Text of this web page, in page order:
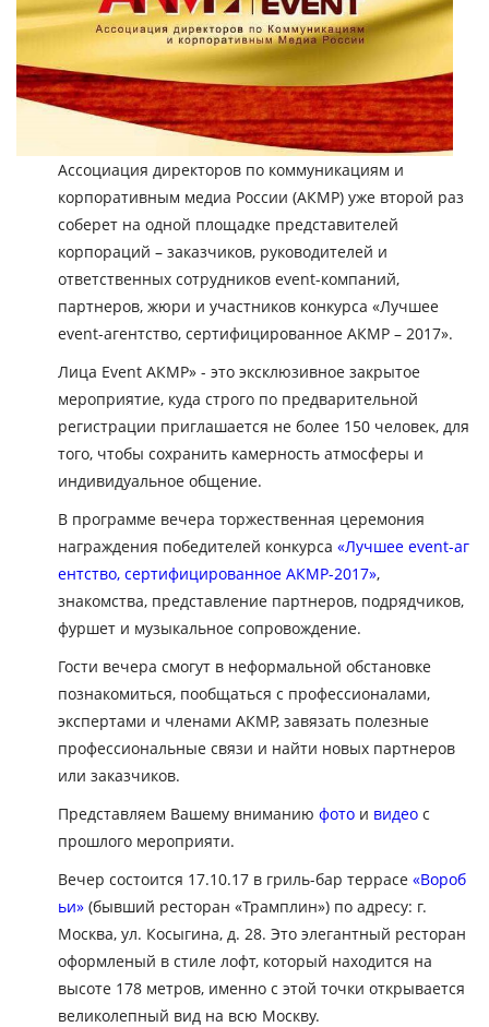
Ассоциация директоров по коммуникациям и
корпоративным медиа России (АКМР) уже второй раз
соберет на одной площадке представителей
корпораций – заказчиков, руководителей и
ответственных сотрудников event-компаний,
партнеров, жюри и участников конкурса «Лучшее
event-агентство, сертифицированное АКМР – 2017».
Лица Event АКМР» - это эксклюзивное закрытое
мероприятие, куда строго по предварительной
регистрации приглашается не более 150 человек, для
того, чтобы сохранить камерность атмосферы и
индивидуальное общение.
В программе вечера торжественная церемония
награждения победителей конкурса «Лучшее event-аг
ентство, сертифицированное АКМР-2017»,
знакомства, представление партнеров, подрядчиков,
фуршет и музыкальное сопровождение.
Гости вечера смогут в неформальной обстановке
познакомиться, пообщаться с профессионалами,
экспертами и членами АКМР, завязать полезные
профессиональные связи и найти новых партнеров
или заказчиков.
Представляем Вашему вниманию фотои видеос
прошлого мероприяти.
Вечер состоится 17.10.17 в гриль-бар террасе «Вороб
ьи»(бывший ресторан «Трамплин») по адресу: г.
Москва, ул. Косыгина, д. 28. Это элегантный ресторан
оформленый в стиле лофт, который находится на
высоте 178 метров, именно с этой точки открывается
великолепный вид на всю Москву.